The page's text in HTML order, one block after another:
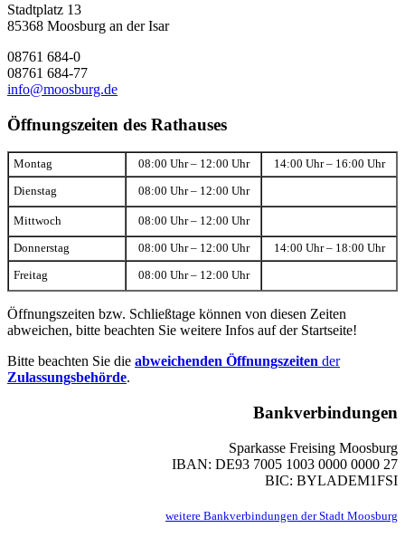
Stadtplatz 13
85368 Moosburg an der Isar
08761 684-0
08761 684-77
info@moosburg.de
Öffnungszeiten des Rathauses
Montag 08:00 Uhr – 12:00 Uhr 14:00 Uhr – 16:00 Uhr
Dienstag 08:00 Uhr – 12:00 Uhr
Mittwoch 08:00 Uhr – 12:00 Uhr
Donnerstag 08:00 Uhr – 12:00 Uhr 14:00 Uhr – 18:00 Uhr
Freitag 08:00 Uhr – 12:00 Uhr
Öffnungszeiten bzw. Schließtage können von diesen Zeiten
abweichen, bitte beachten Sie weitere Infos auf der Startseite!
Bitte beachten Sie die abweichenden Öffnungszeiten der
Zulassungsbehörde.
Bankverbindungen
Sparkasse Freising Moosburg
IBAN: DE93 7005 1003 0000 0000 27
BIC: BYLADEM1FSI
weitere Bankverbindungen der Stadt Moosburg